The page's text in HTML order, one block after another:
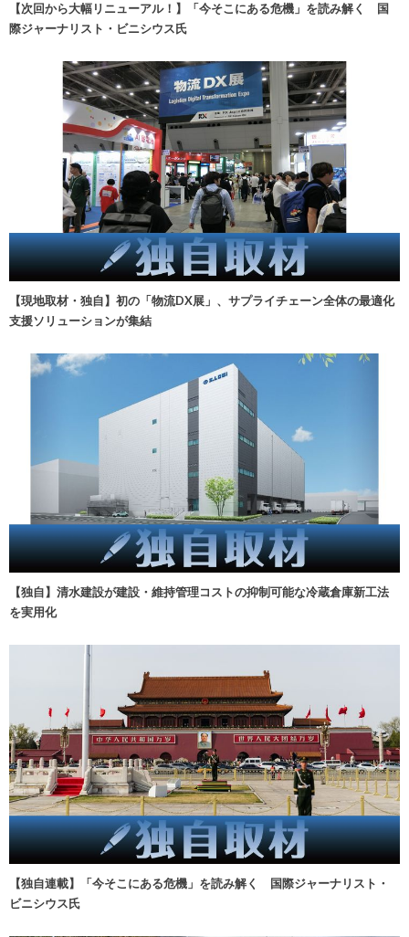
【次回から大幅リニューアル！】「今そこにある危機」を読み解く 国
際ジャーナリスト・ビニシウス氏
【現地取材・独自】初の「物流DX展」、サプライチェーン全体の最適化
支援ソリューションが集結
【独自】清水建設が建設・維持管理コストの抑制可能な冷蔵倉庫新工法
を実用化
【独自連載】「今そこにある危機」を読み解く 国際ジャーナリスト・
ビニシウス氏